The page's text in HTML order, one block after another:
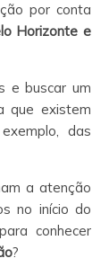
por conta
Horizonte e
e buscar um
que existem
das
a atenção
no início do
conhecer
?